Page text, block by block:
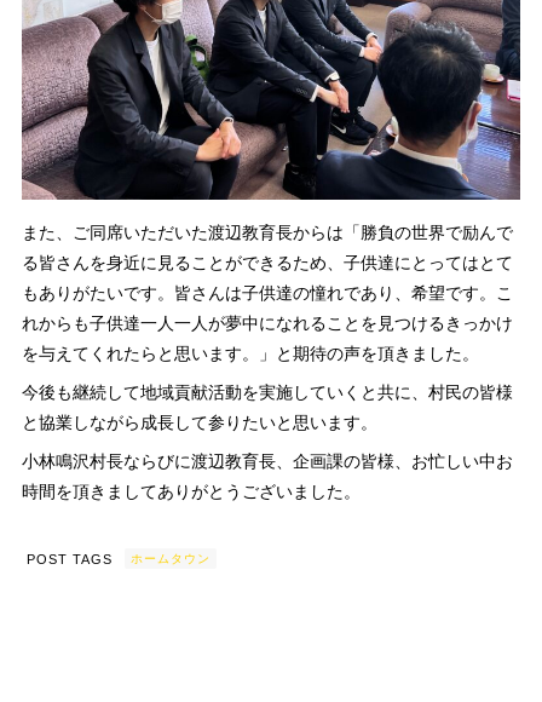
また、ご同席いただいた渡辺教育長からは「勝負の世界で励んで
る皆さんを身近に見ることができるため、子供達にとってはとて
もありがたいです。皆さんは子供達の憧れであり、希望です。こ
れからも子供達一人一人が夢中になれることを見つけるきっかけ
を与えてくれたらと思います。」と期待の声を頂きました。
今後も継続して地域貢献活動を実施していくと共に、村民の皆様
と協業しながら成長して参りたいと思います。
小林鳴沢村長ならびに渡辺教育長、企画課の皆様、お忙しい中お
時間を頂きましてありがとうございました。
POST TAGS ホームタウン